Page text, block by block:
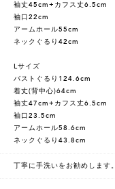
袖丈45cm+カフス丈6.5cm
袖口22cm
アームホール55cm
ネックぐるり42cm
Lサイズ
バストぐるり124.6cm
着丈(背中心)64cm
袖丈47cm+カフス丈6.5cm
袖口23.5cm
アームホール58.6cm
ネックぐるり43.8cm
丁寧に手洗いをお勧めします。